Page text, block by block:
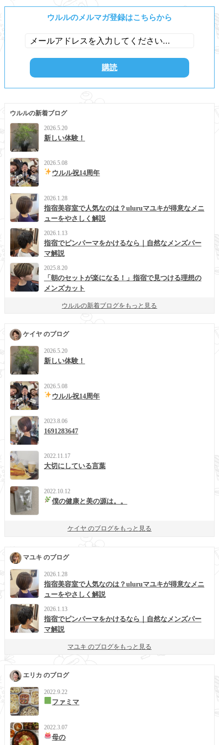
ウルルのメルマガ登録はこちらから
ウルルの新着ブログ
2026.5.20
新しい体験！
2026.5.08
ウルル祝14周年
2026.1.28
指宿美容室で人気なのは？uluruマユキが得意なメニ
ューをやさしく解説
2026.1.13
指宿でピンパーマをかけるなら｜自然なメンズパー
マ解説
2025.8.20
「朝のセットが楽になる！」指宿で見つける理想の
メンズカット
ウルルの新着ブログをもっと見る
ケイヤ のブログ
2026.5.20
新しい体験！
2026.5.08
ウルル祝14周年
2023.8.06
1691283647
2022.11.17
大切にしている言葉
2022.10.12
僕の健康と美の源は。。
ケイヤ のブログをもっと見る
マユキ のブログ
2026.1.28
指宿美容室で人気なのは？uluruマユキが得意なメニ
ューをやさしく解説
2026.1.13
指宿でピンパーマをかけるなら｜自然なメンズパー
マ解説
マユキ のブログをもっと見る
エリカ のブログ
2022.9.22
ファミマ
2022.3.07
母の